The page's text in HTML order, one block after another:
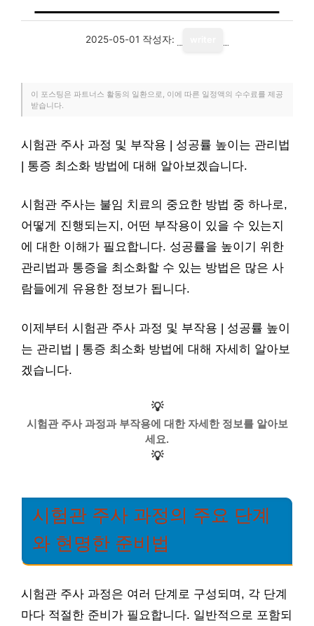
2025-05-01 작성자:
이 포스팅은 파트너스 활동의 일환으로, 이에 따른 일정액의 수수료를 제공
받습니다.
시험관 주사 과정 및 부작용 | 성공률 높이는 관리법
| 통증 최소화 방법에 대해 알아보겠습니다.
시험관 주사는 불임 치료의 중요한 방법 중 하나로,
어떻게 진행되는지, 어떤 부작용이 있을 수 있는지
에 대한 이해가 필요합니다. 성공률을 높이기 위한
관리법과 통증을 최소화할 수 있는 방법은 많은 사
람들에게 유용한 정보가 됩니다.
이제부터 시험관 주사 과정 및 부작용 | 성공률 높이
는 관리법 | 통증 최소화 방법에 대해 자세히 알아보
겠습니다.
💡
시험관 주사 과정과 부작용에 대한 자세한 정보를 알아보
세요.
💡
시험관 주사 과정의 주요 단계
와 현명한 준비법
시험관 주사 과정은 여러 단계로 구성되며, 각 단계
마다 적절한 준비가 필요합니다. 일반적으로 포함되